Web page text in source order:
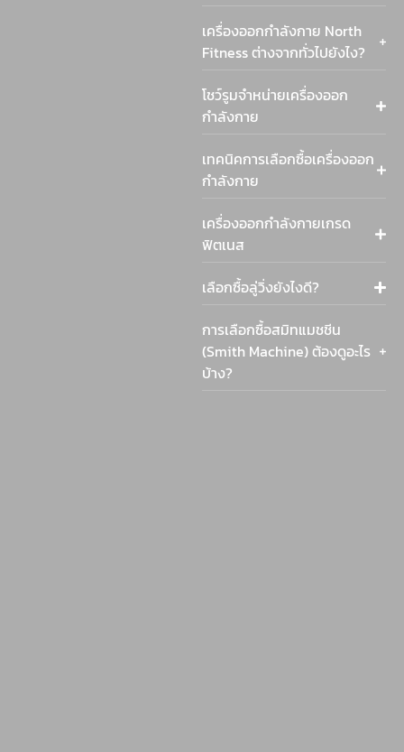
เครื่องออกกำลังกาย North
Fitness ต่างจากทั่วไปยังไง?
โชว์รูมจำหน่ายเครื่องออก
กำลังกาย
เทคนิคการเลือกซื้อเครื่องออก
กำลังกาย
เครื่องออกกำลังกายเกรด
ฟิตเนส
เลือกซื้อลู่วิ่งยังไงดี?
การเลือกซื้อสมิทแมชชีน
(Smith Machine) ต้องดูอะไร
บ้าง?